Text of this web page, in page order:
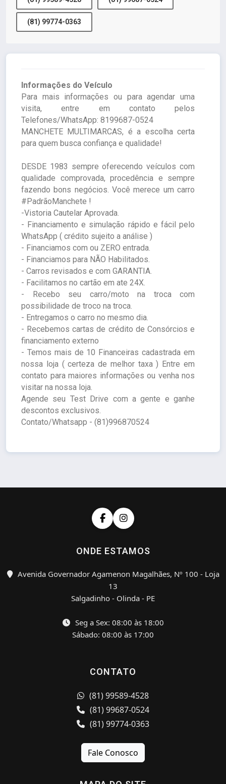
(81) 99774-0363
Informações do Veículo
Para mais informações ou para agendar uma
visita, entre em contato pelos
Telefones/WhatsApp: 8199687-0524
MANCHETE MULTIMARCAS, é a escolha certa
para quem busca confiança e qualidade!
DESDE 1983 sempre oferecendo veículos com
qualidade comprovada, procedência e sempre
fazendo bons negócios. Você merece um carro
#PadrãoManchete !
-Vistoria Cautelar Aprovada.
- Financiamento e simulação rápido e fácil pelo
WhatsApp ( crédito sujeito a análise )
- Financiamos com ou ZERO entrada.
- Financiamos para NÃO Habilitados.
- Carros revisados e com GARANTIA.
- Facilitamos no cartão em ate 24X.
- Recebo seu carro/moto na troca com
possibilidade de troco na troca.
- Entregamos o carro no mesmo dia.
- Recebemos cartas de crédito de Consórcios e
financiamento externo
- Temos mais de 10 Financeiras cadastrada em
nossa loja ( certeza de melhor taxa ) Entre em
contato para maiores informações ou venha nos
visitar na nossa loja.
Agende seu Test Drive com a gente e ganhe
descontos exclusivos.
Contato/Whatsapp - (81)996870524
ONDE ESTAMOS
Avenida Governador Agamenon Magalhães, Nº 100 - Loja
13
Salgadinho - Olinda - PE
Seg a Sex: 08:00 às 18:00
Sábado: 08:00 às 17:00
CONTATO
(81) 99589-4528
(81) 99687-0524
(81) 99774-0363
Fale Conosco